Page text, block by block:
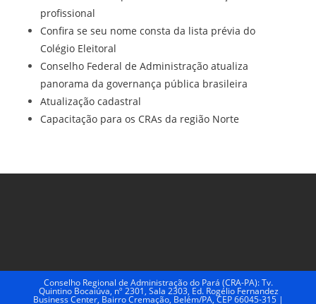
profissional
Confira se seu nome consta da lista prévia do
Colégio Eleitoral
Conselho Federal de Administração atualiza
panorama da governança pública brasileira
Atualização cadastral
Capacitação para os CRAs da região Norte
Conselho Regional de Administração do Pará (CRA-PA): Tv.
Quintino Bocaiúva, nº 2301, Sala 2303, Ed. Rogélio Fernandez
Business Center, Bairro Cremação, Belém/PA, CEP 66045-315 |